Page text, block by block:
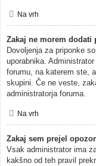
Na vrh
Zakaj ne morem dodati
Dovoljenja za priponke
uporabnika.
forumu, na katerem ste,
skupini. Če ne veste,
administratorja foruma.
Na vrh
Zakaj sem prejel
Vsak administrator ima
kakšno od teh pravil